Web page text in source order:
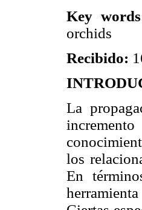
Key
orchids
Recibido:
La
los
En